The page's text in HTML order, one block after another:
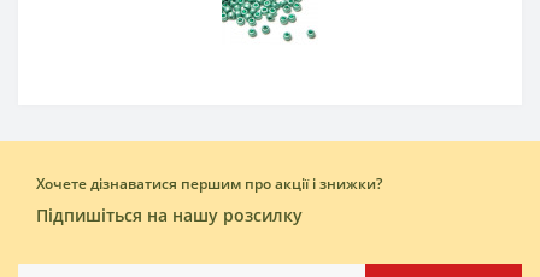
Хочете дізнаватися першим про акції і знижки?
Підпишіться на нашу розсилку